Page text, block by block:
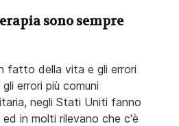
sono sempre
fatto della vita e gli errori
errori più comuni
negli Stati Uniti fanno
ed in molti rilevano che c'è